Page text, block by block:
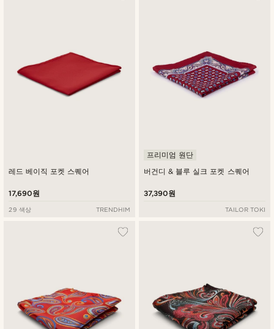
레드 베이직 포켓 스퀘어
17,690원
29 색상 TRENDHIM
버건디 & 블루 실크 포켓 스퀘어
프리미엄 원단
37,390원
TAILOR TOKI